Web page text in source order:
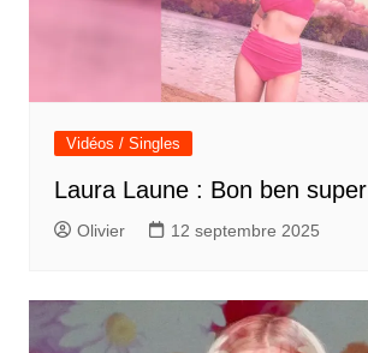
Vidéos / Singles
Laura Laune : Bon ben super
Olivier 12 septembre 2025